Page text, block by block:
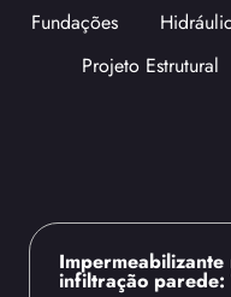
Fundações
Projeto Estrutural
infiltração parede: